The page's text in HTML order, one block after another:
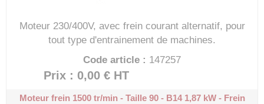
Moteur 230/400V, avec frein courant alternatif, pour
tout type d'entrainement de machines.
Code article : 147257
Prix : 0,00 € HT
Moteur frein 1500 tr/min - Taille 90 - B141,87 kW - Frein